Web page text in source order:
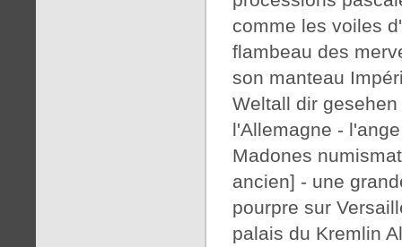
comme les voiles
flambeau des
son manteau
Weltall dir
l'Allemagne -
Madones
ancien] - une
pourpre sur
palais du Kremlin